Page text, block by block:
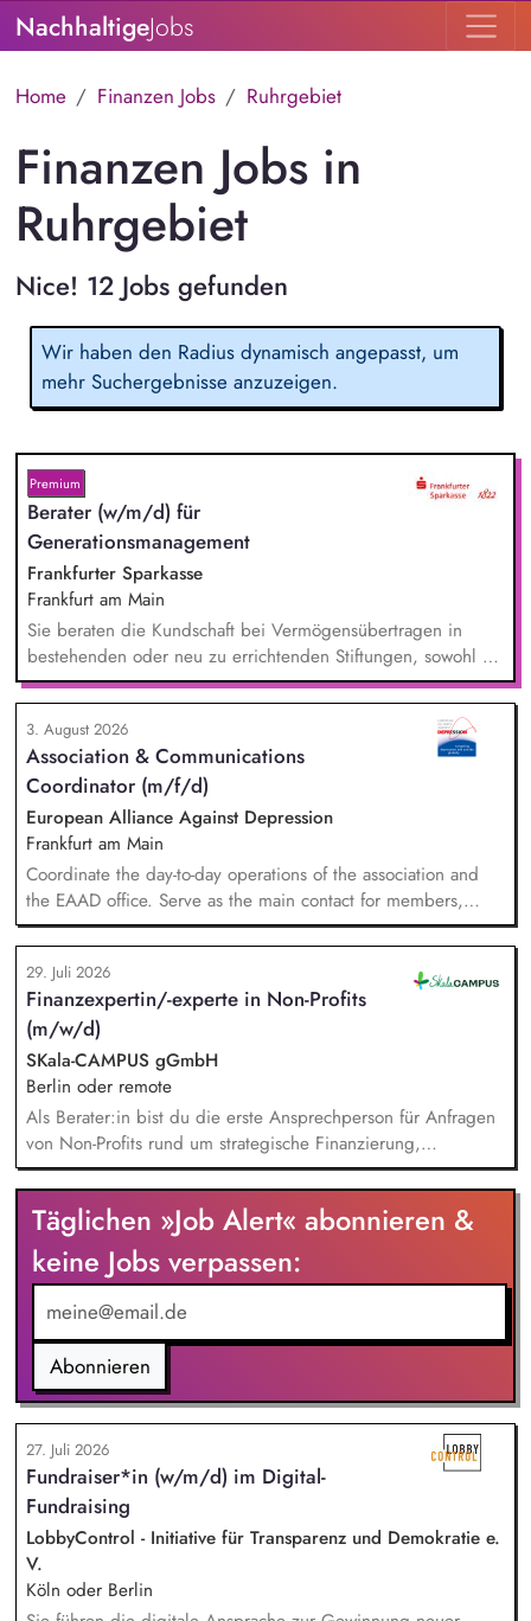
NachhaltigeJobs
Home Finanzen Jobs Ruhrgebiet
Finanzen Jobs in
Ruhrgebiet
Nice! 12 Jobs gefunden
Wir haben den Radius dynamisch angepasst, um
mehr Suchergebnisse anzuzeigen.
Premium
Berater (w/m/d) für
Generationsmanagement
Frankfurter Sparkasse
Frankfurt am Main
Sie beraten die Kundschaft bei Vermögensübertragen in
bestehenden oder neu zu errichtenden Stiftungen, sowohl zu
Lebzeiten als auch im Rahmen der Nachlassplanung. Sie
übernehmen eigenverantwortlich alle relevanten Aufgaben
bei der Testamentsvollstreckung und Nachlassverwaltung. Sie
wirken aktiv an Werbemaßnahmen im Stiftungs- und
Nachlassmanagement mit, auch in kreativer Hinsicht.
3. August 2026
Association & Communications
Coordinator (m/f/d)
European Alliance Against Depression
Frankfurt am Main
Coordinate the day-to-day operations of the association and
the EAAD office. Serve as the main contact for members,
partners and general enquiries. Support the Board of
Directors by organising meetings, preparing documents and
following up on decisions. Coordinate the association's
website, newsletters and social media. Support awareness
campaigns and communication activities. Coordinate and
develop EAAD's fundraising activities.
29. Juli 2026
Finanzexpertin/-experte in Non-Profits
(m/w/d)
SKala-CAMPUS gGmbH
Berlin oder remote
Als Berater:in bist du die erste Ansprechperson für Anfragen
von Non-Profits rund um strategische Finanzierung,
Finanzmanagement und Fundraising. Dabei entwickelst du
den gesamten Prozess von der Anfrage über
Angebotserstellung bis zur eigenverantwortlichen Umsetzung.
Auf Basis der jeweiligen Herausforderungen entwickelst du
passgenaue Beratungsprozesse und berätst Organisationen zu
zentralen Fragen ihrer finanziellen Steuerung und
strategischen Weiterentwicklung.
Täglichen »Job Alert« abonnieren &
keine Jobs verpassen:
Abonnieren
27. Juli 2026
Fundraiser*in (w/m/d) im Digital-
Fundraising
LobbyControl - Initiative für Transparenz und Demokratie e.
V.
Köln oder Berlin